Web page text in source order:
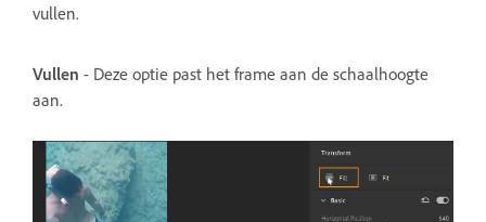
vullen.
Vullen - Deze optie past het frame aan de schaalhoogte
aan.